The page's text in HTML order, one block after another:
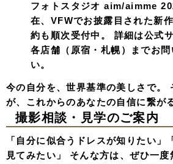
フォトスタジオ aim/aimme
在、VFWでお披露目された新
約も順次受付中。 詳細は公式
各店舗（原宿・札幌）までお問
い。
今の自分を、世界基準の美しさで。
が、これからのあなたの自信に繋が
撮影相談・見学のご案内
「自分に似合うドレスが知りたい」
見てみたい」 そんな方は、ぜひ一